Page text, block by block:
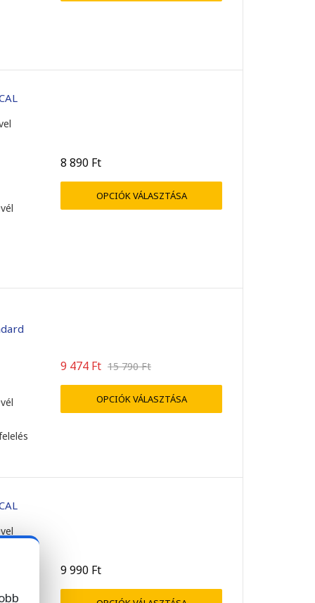
8 890 Ft
OPCIÓK VÁLASZTÁSA
15 790Ft
9 474 Ft
OPCIÓK VÁLASZTÁSA
9 990 Ft